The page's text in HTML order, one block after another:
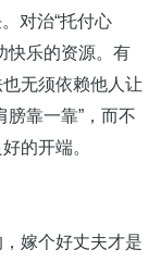
对治“托付心
快乐的资源。有
无须依赖他人让
膀靠一靠”，而不
好的开端。
嫁个好丈夫才是